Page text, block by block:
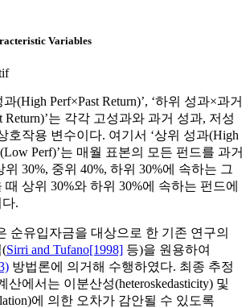
Variables
(High Perf×Past Return)’, ‘하위 성과×과거
Return)’는 각각 고성과와 과거 성과, 저성
호작용 변수이다. 여기서 ‘상위 성과(High
Perf)’는 매월 표본의 모든 펀드를 과거
30%, 중위 40%, 하위 30%에 속하는 그
상위 30%와 하위 30%에 속하는 펀드에
.
순유입자금을 대상으로 한 기존 연구의
(Sirri and Tufano[1998] 등)을 원용하여
방법론에 의거해 수행하였다. 최종 추정
산에서는 이분산성(heteroskedasticity) 및
에 의한 오차가 감안될 수 있도록